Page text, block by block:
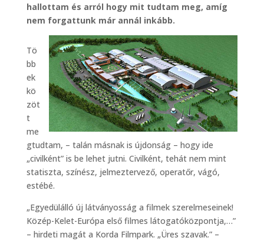
hallottam és arról hogy mit tudtam meg, amíg
nem forgattunk már annál inkább.
Tö
bb
ek
kö
zöt
t
me
gtudtam, – talán másnak is újdonság – hogy ide
„civilként” is be lehet jutni. Civilként, tehát nem mint
statiszta, színész, jelmeztervező, operatőr, vágó,
estébé.
„Egyedülálló új látványosság a filmek szerelmeseinek!
Közép-Kelet-Európa első filmes látogatóközpontja,…”
– hirdeti magát a Korda Filmpark. „Üres szavak.” –